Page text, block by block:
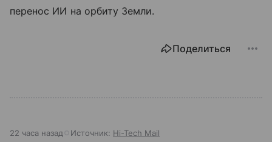
перенос ИИ на орбиту Земли.
Поделиться
22 часа назад Источник: Hi-Tech Mail